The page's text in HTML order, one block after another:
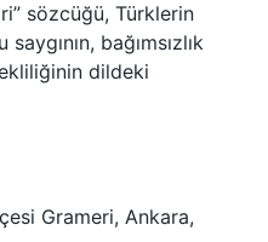
sözcüğü, Türklerin
bağımsızlık
dildeki
Grameri, Ankara,